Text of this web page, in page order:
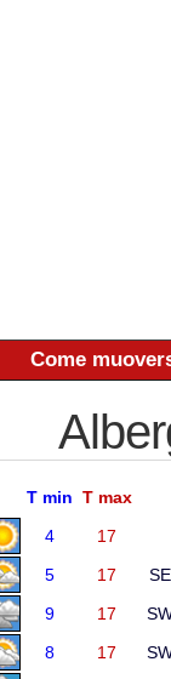
Come
T min T max
4
17
5 17
SE
9 17
8 17